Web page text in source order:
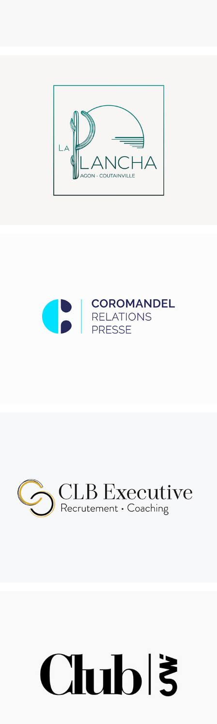
La Plancha
Club - The Social Wire